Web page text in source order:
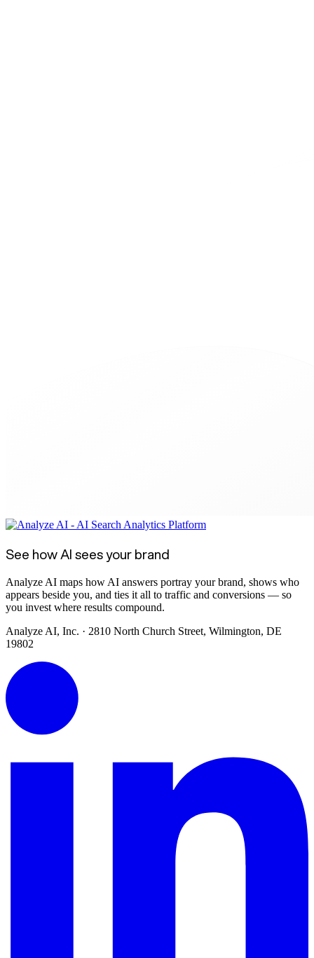
See how AI sees your brand
Analyze AI maps how AI answers portray your brand, shows who
appears beside you, and ties it all to traffic and conversions — so
you invest where results compound.
Analyze AI, Inc. · 2810 North Church Street, Wilmington, DE
19802